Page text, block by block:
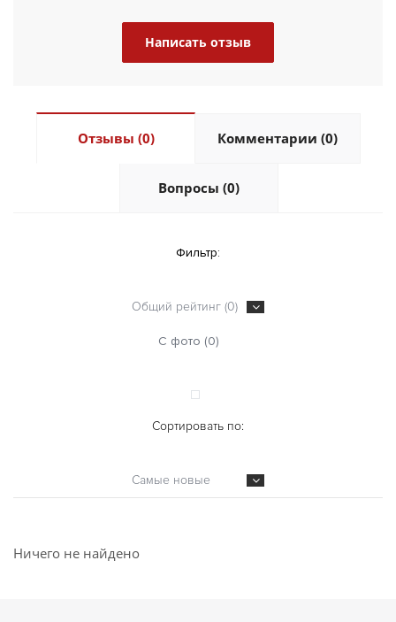
Написать отзыв
Отзывы (0) Комментарии (0)
Вопросы (0)
Фильтр:
Общий рейтинг (0)
С фото (0)
Сортировать по:
Самые новые
Ничего не найдено